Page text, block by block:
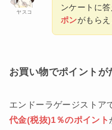
ヤスコ
ンケートに答
ポンがもらえ
お買い物でポイントが
エンドーラゲージストア
代金(税抜)1％のポイント